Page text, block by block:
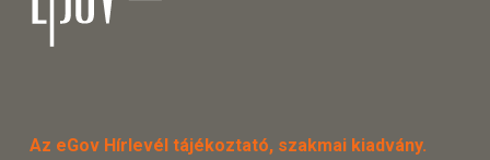
Az eGov Hírlevél tájékoztató, szakmai kiadvány.